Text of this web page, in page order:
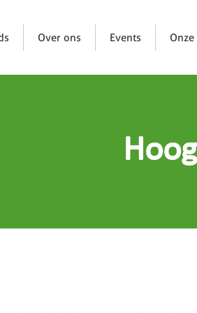
Over ons Events